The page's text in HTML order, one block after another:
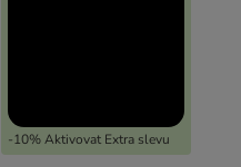
-10% Aktivovat Extra slevu